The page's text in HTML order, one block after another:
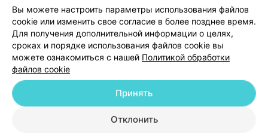
Обработка персональных данных
© 2026 ООО «Артокс Лаб», УНП 191700409
| 220012, Республика Беларусь,
г. Минск, улица Толбухина, 2, пом. 16 | help@103.by
Вы можете настроить параметры использования файлов
cookie или изменить свое согласие в более позднее время.
Для получения дополнительной информации о целях,
сроках и порядке использования файлов cookie вы
можете ознакомиться с нашей Политикой обработки
файлов cookie
Отклонить
Принять